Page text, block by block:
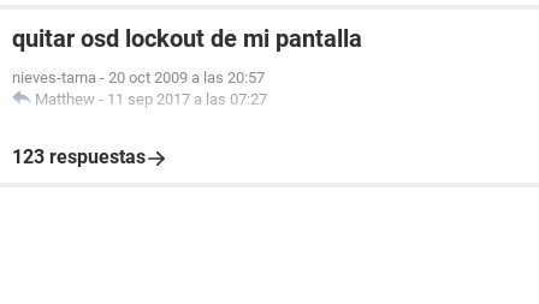
quitar osd lockout de mi pantalla
nieves-tarna - 20 oct 2009 a las 20:57
Matthew - 11 sep 2017 a las 07:27
123 respuestas